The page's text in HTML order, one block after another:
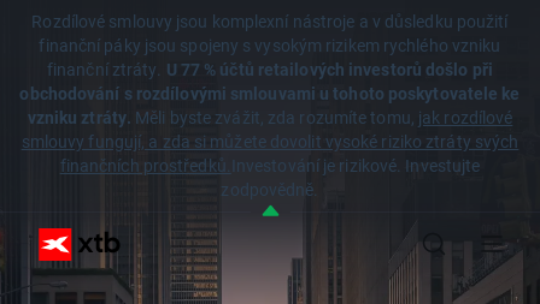
Rozdílové smlouvy jsou komplexní nástroje a v důsledku použití
finanční páky jsou spojeny s vysokým rizikem rychlého vzniku
finanční ztráty. U 77 % účtů retailových investorů došlo při
obchodování s rozdílovými smlouvami u tohoto poskytovatele ke
vzniku ztráty. Měli byste zvážit, zda rozumíte tomu, jak rozdílové
smlouvy fungují, a zda si můžete dovolit vysoké riziko ztráty svých
finančních prostředků.Investování je rizikové. Investujte
zodpovědně.